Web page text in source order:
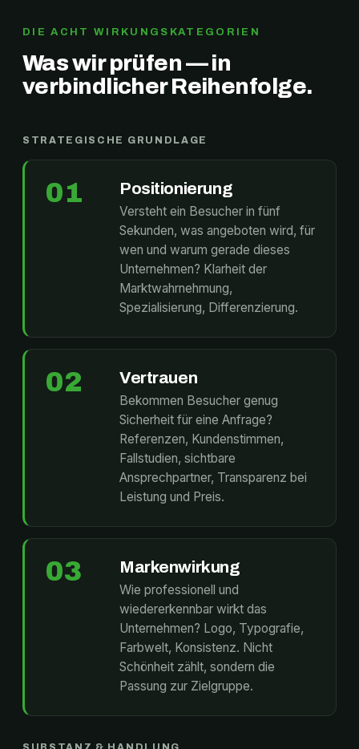
DIE ACHT WIRKUNGSKATEGORIEN
Was wir prüfen — in
verbindlicher Reihenfolge.
STRATEGISCHE GRUNDLAGE
01 Positionierung
Versteht ein Besucher in fünf
Sekunden, was angeboten wird, für
wen und warum gerade dieses
Unternehmen? Klarheit der
Marktwahrnehmung,
Spezialisierung, Differenzierung.
02 Vertrauen
Bekommen Besucher genug
Sicherheit für eine Anfrage?
Referenzen, Kundenstimmen,
Fallstudien, sichtbare
Ansprechpartner, Transparenz bei
Leistung und Preis.
03 Markenwirkung
Wie professionell und
wiedererkennbar wirkt das
Unternehmen? Logo, Typografie,
Farbwelt, Konsistenz. Nicht
Schönheit zählt, sondern die
Passung zur Zielgruppe.